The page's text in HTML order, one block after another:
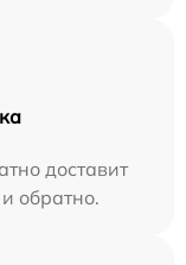
доставит
обратно.